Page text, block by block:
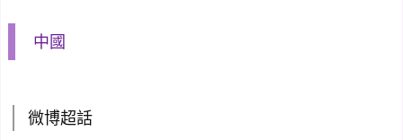
中國
微博超話